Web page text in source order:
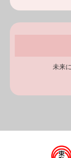
未来